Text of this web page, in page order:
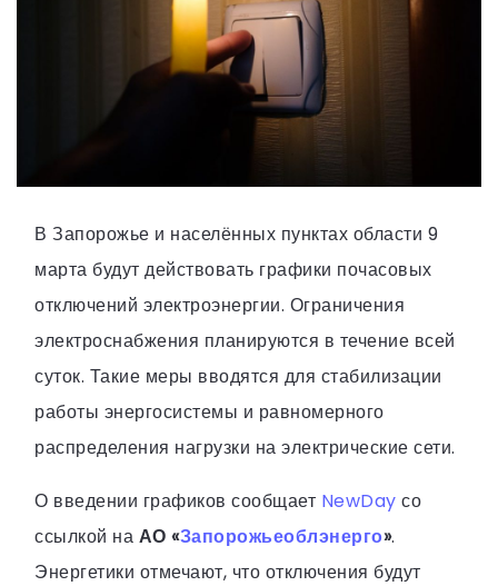
В Запорожье и населённых пунктах области 9
марта будут действовать графики почасовых
отключений электроэнергии. Ограничения
электроснабжения планируются в течение всей
суток. Такие меры вводятся для стабилизации
работы энергосистемы и равномерного
распределения нагрузки на электрические сети.
О введении графиков сообщает NewDay со
ссылкой на АО «Запорожьеоблэнерго».
Энергетики отмечают, что отключения будут